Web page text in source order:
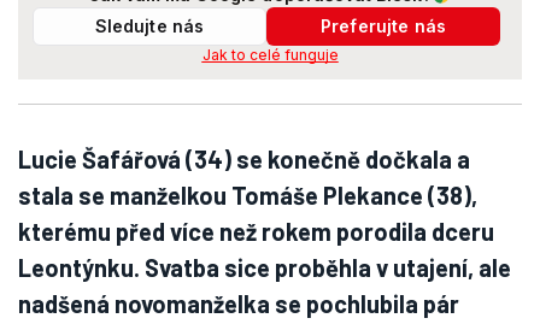
Sledujte nás
Preferujte nás
Jak to celé funguje
Lucie Šafářová (34) se konečně dočkala a
stala se manželkou Tomáše Plekance (38),
kterému před více než rokem porodila dceru
Leontýnku. Svatba sice proběhla v utajení, ale
nadšená novomanželka se pochlubila pár